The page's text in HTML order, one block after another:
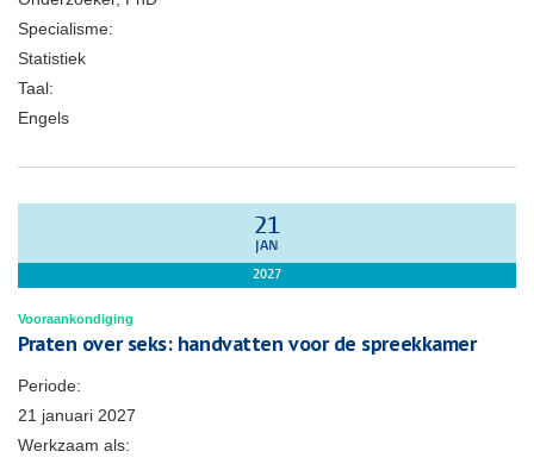
Specialisme:
Statistiek
Taal:
Engels
21
JAN
2027
Vooraankondiging
Praten over seks: handvatten voor de spreekkamer
Periode:
21 januari 2027
Werkzaam als: